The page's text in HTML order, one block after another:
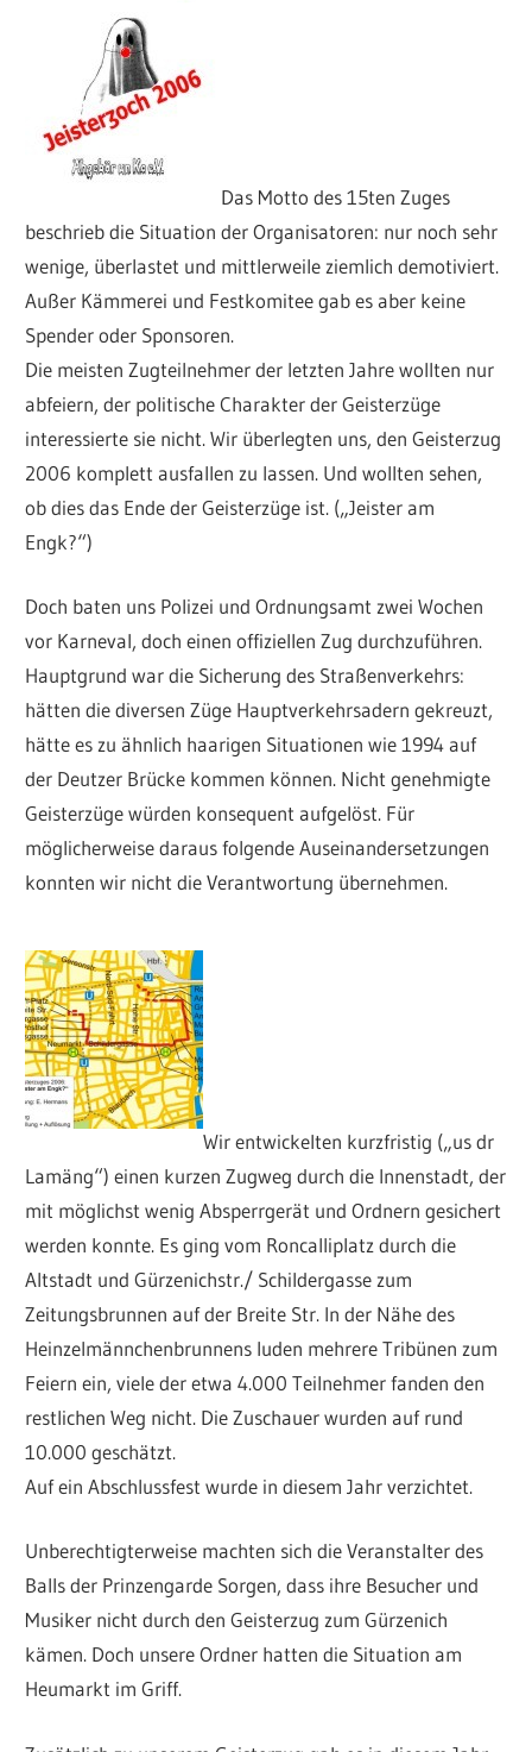
Das Motto des 15ten Zuges
beschrieb die Situation der Organisatoren: nur noch sehr
wenige, überlastet und mittlerweile ziemlich demotiviert.
Außer Kämmerei und Festkomitee gab es aber keine
Spender oder Sponsoren.
Die meisten Zugteilnehmer der letzten Jahre wollten nur
abfeiern, der politische Charakter der Geisterzüge
interessierte sie nicht. Wir überlegten uns, den Geisterzug
2006 komplett ausfallen zu lassen. Und wollten sehen,
ob dies das Ende der Geisterzüge ist. („Jeister am
Engk?“)
Doch baten uns Polizei und Ordnungsamt zwei Wochen
vor Karneval, doch einen offiziellen Zug durchzuführen.
Hauptgrund war die Sicherung des Straßenverkehrs:
hätten die diversen Züge Hauptverkehrsadern gekreuzt,
hätte es zu ähnlich haarigen Situationen wie 1994 auf
der Deutzer Brücke kommen können. Nicht genehmigte
Geisterzüge würden konsequent aufgelöst. Für
möglicherweise daraus folgende Auseinandersetzungen
konnten wir nicht die Verantwortung übernehmen.
Wir entwickelten kurzfristig („us dr
Lamäng“) einen kurzen Zugweg durch die Innenstadt, der
mit möglichst wenig Absperrgerät und Ordnern gesichert
werden konnte. Es ging vom Roncalliplatz durch die
Altstadt und Gürzenichstr./ Schildergasse zum
Zeitungsbrunnen auf der Breite Str. In der Nähe des
Heinzelmännchenbrunnens luden mehrere Tribünen zum
Feiern ein, viele der etwa 4.000 Teilnehmer fanden den
restlichen Weg nicht. Die Zuschauer wurden auf rund
10.000 geschätzt.
Auf ein Abschlussfest wurde in diesem Jahr verzichtet.
Unberechtigterweise machten sich die Veranstalter des
Balls der Prinzengarde Sorgen, dass ihre Besucher und
Musiker nicht durch den Geisterzug zum Gürzenich
kämen. Doch unsere Ordner hatten die Situation am
Heumarkt im Griff.